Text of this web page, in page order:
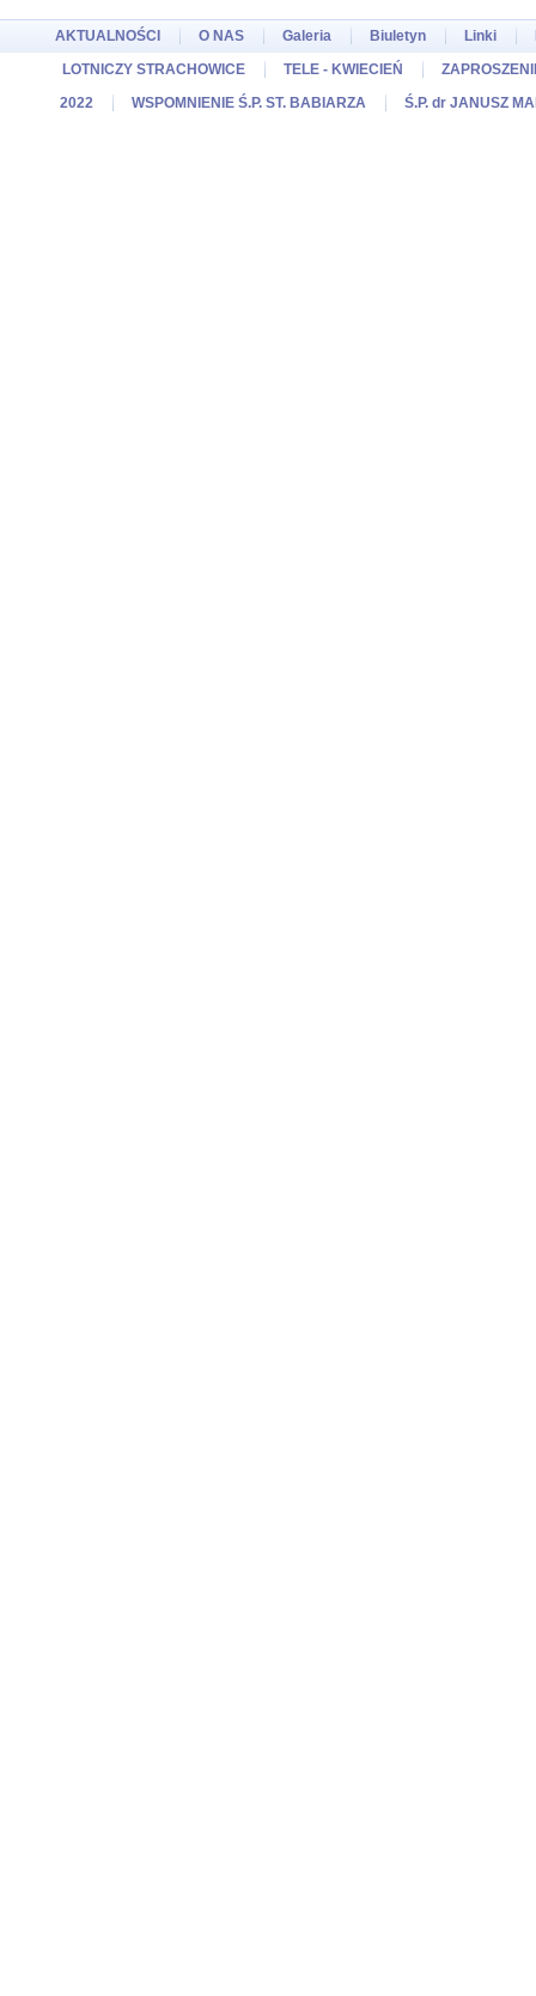
AKTUALNOŚCI O NAS Galeria Biuletyn Linki
LOTNICZY STRACHOWICE
TELE - KWIECIEŃ
2022
WSPOMNIENIE Ś.P. ST. BABIARZA Ś.P. dr JANUSZ